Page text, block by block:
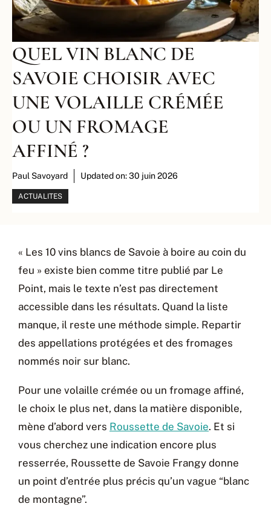
QUEL VIN BLANC DE
SAVOIE CHOISIR AVEC
UNE VOLAILLE CRÉMÉE
OU UN FROMAGE
AFFINÉ ?
Paul Savoyard Updated on:30 juin 2026
ACTUALITES
« Les 10 vins blancs de Savoie à boire au coin du
feu » existe bien comme titre publié par Le
Point, mais le texte n’est pas directement
accessible dans les résultats. Quand la liste
manque, il reste une méthode simple. Repartir
des appellations protégées et des fromages
nommés noir sur blanc.
Pour une volaille crémée ou un fromage affiné,
le choix le plus net, dans la matière disponible,
mène d’abord vers Roussette de Savoie. Et si
vous cherchez une indication encore plus
resserrée, Roussette de Savoie Frangy donne
un point d’entrée plus précis qu’un vague “blanc
de montagne”.